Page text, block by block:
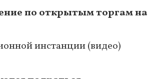
по открытым торгам
инстанции (видео)